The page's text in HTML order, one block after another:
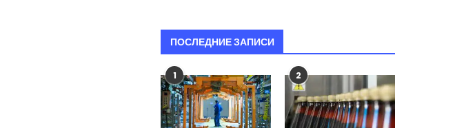
ПОСЛЕДНИЕ ЗАПИСИ
1 2